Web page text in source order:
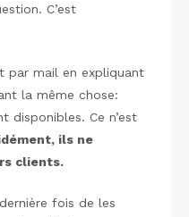
C’est
par mail en expliquant
la même chose:
disponibles. Ce n’est
ils ne
clients.
fois de les